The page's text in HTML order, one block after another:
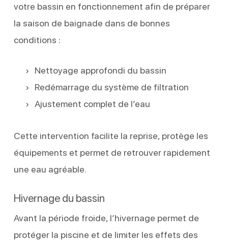
votre bassin en fonctionnement afin de préparer
la saison de baignade dans de bonnes
conditions :
Nettoyage approfondi du bassin
Redémarrage du système de filtration
Ajustement complet de l’eau
Cette intervention facilite la reprise, protège les
équipements et permet de retrouver rapidement
une eau agréable.
Hivernage du bassin
Avant la période froide, l’hivernage permet de
protéger la piscine et de limiter les effets des